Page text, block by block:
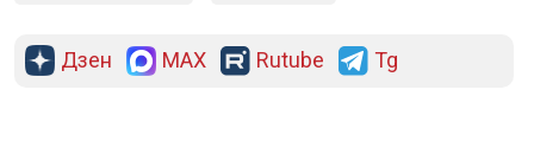
Дзен MAX Rutube Tg